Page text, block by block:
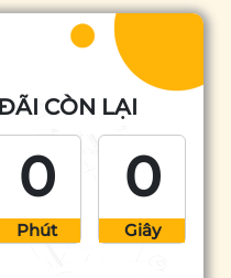
CÒN LẠI
0
Phút
0
Giây